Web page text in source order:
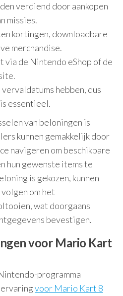
verdiend door aankopen
missies.
kortingen, downloadbare
merchandise.
via de Nintendo eShop of de
hebben, dus
essentieel.
van beloningen is
kunnen gemakkelijk door
navigeren om beschikbare
hun gewenste items te
is gekozen, kunnen
om het
wat doorgaans
bevestigen.
voor Mario Kart
programma
voor Mario Kart 8